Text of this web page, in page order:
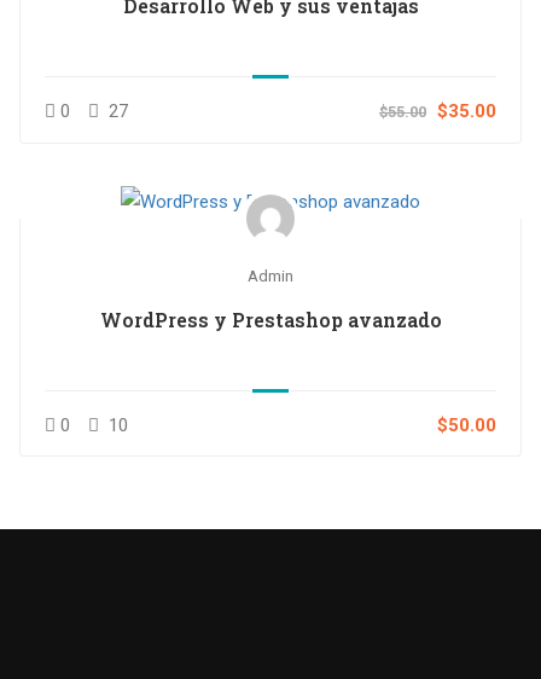
0 27 $55.00 $35.00
Admin
WordPress y Prestashop avanzado
0 10 $50.00